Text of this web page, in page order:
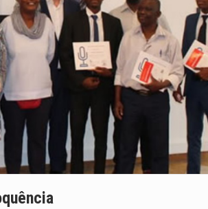
180 dias para…
confirmou que cidadãos dos Estados…
que chegaram…